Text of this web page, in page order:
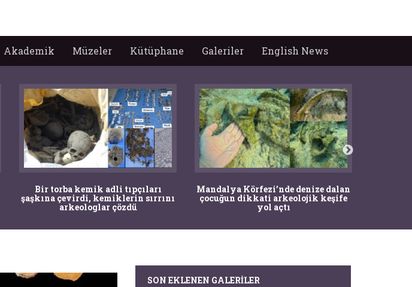
Akademik Müzeler Kütüphane Galeriler English News
Bir torba kemik adli tıpçıları
şaşkına çevirdi, kemiklerin sırrını
arkeologlar çözdü
Mandalya Körfezi’nde denize dalan
çocuğun dikkati arkeolojik keşife
yol açtı
SON EKLENEN GALERILER